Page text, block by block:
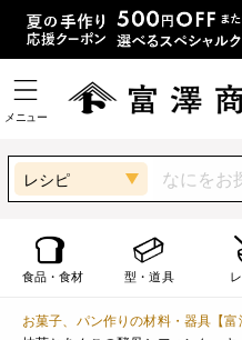
メニュー
レシピ
食品・食材 型・道具
お菓子、パン作りの材料・器具【富